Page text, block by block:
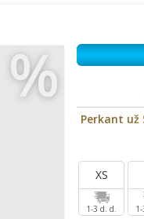
%
Perkant už
XS
1-3 d. d.